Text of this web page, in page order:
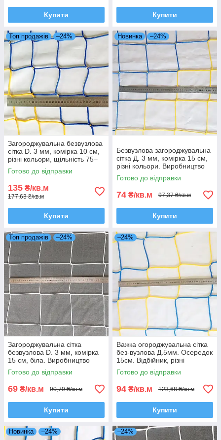
Купити Купити
Топ продажів –24%
Загороджувальна безвузлова
сітка D. 3 мм, комірка 10 см,
різні кольори, щільність 75–
85 г/м². Спільне виробництво
Іспанія–Україна
Готово до відправки
135 ₴/кв.м
177,63 ₴/кв.м
Купити
Новинка –24%
Безвузлова загороджувальна
сітка Д. 3 мм, комірка 15 см,
різні кольори. Виробництво
Іспанія-Україна
Готово до відправки
74 ₴/кв.м 97,37 ₴/кв.м
Купити
Топ продажів –24%
Загороджувальна сітка
безвузлова D. 3 мм, комірка
15 см, біла. Виробництво
Іспанія-Україна
Готово до відправки
69 ₴/кв.м 90,79 ₴/кв.м
Купити
–24%
Важка огороджувальна сітка
без-вузлова Д.5мм. Осередок
15см. Відбійник, різні
кольори. Спільно Іспанія
Україна
Готово до відправки
94 ₴/кв.м 123,68 ₴/кв.м
Купити
Новинка –24% –24%